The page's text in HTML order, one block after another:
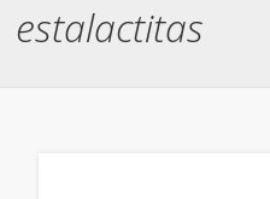
estalactitas